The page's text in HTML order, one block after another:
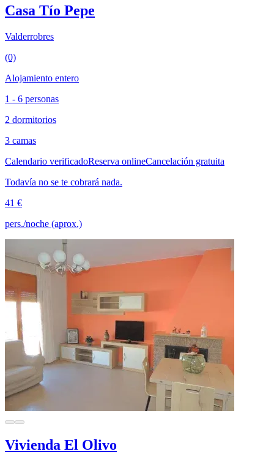
Casa Tío Pepe
Valderrobres
(0)
Alojamiento entero
1 - 6 personas
2 dormitorios
3 camas
Calendario verificadoReserva onlineCancelación gratuita
Todavía no se te cobrará nada.
41 €
pers./noche (aprox.)
Vivienda El Olivo